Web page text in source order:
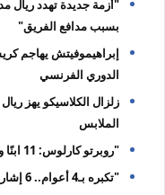
"أزمة جديدة تهدد ريال
بسبب مدافع الفريق"
إبراهيموفيتش يهاجم
الدوري الفرنسي
زلزال الكلاسيكو يهز
الملابس
"روبرتو كارلوس: 11 ابنًا وحياة تعصف بها العواصف الشخصية"
"تكبره بـ4 أعوام.. 6 إشارات تشعل شائعات علاقة جود بيلينجهام وأيتانا"